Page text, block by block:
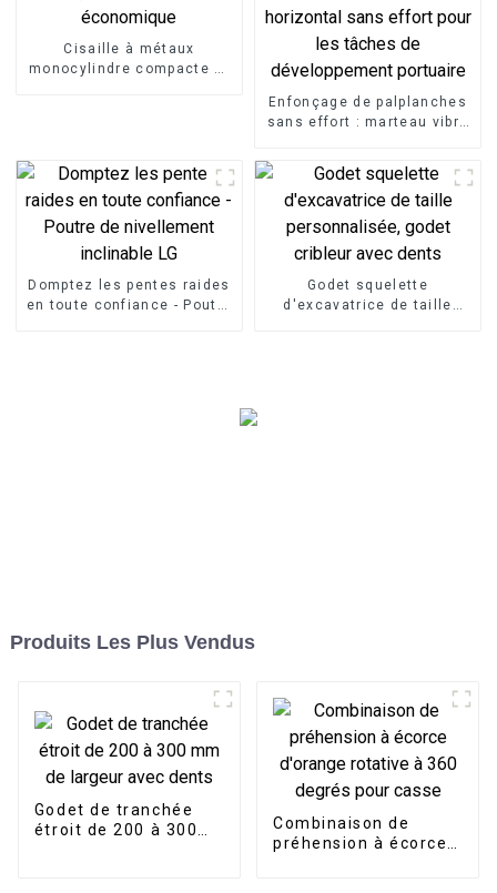
Cisaille à métaux
monocylindre compacte et
Enfonçage de palplanches
sans effort : marteau vibro
développement portuaire
Domptez les pentes raides
en toute confiance - Poutre
Godet squelette
d'excavatrice de taille
Produits Les Plus Vendus
Godet de tranchée
étroit de 200 à 300
Combinaison de
préhension à écorce